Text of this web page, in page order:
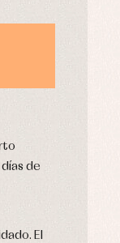
de
El